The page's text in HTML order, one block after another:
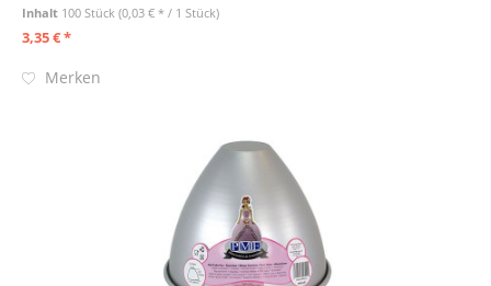
Inhalt 100 Stück(0,03 € * / 1 Stück)
3,35 € *
Merken